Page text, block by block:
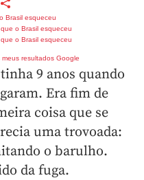
meus resultados Google
9 anos quando
Era fim de
coisa que se
uma trovoada:
o barulho.
da fuga.